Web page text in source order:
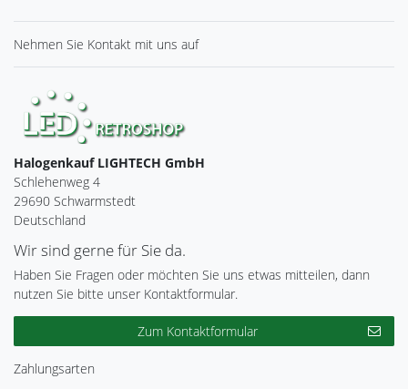
Nehmen Sie Kontakt mit uns auf
Halogenkauf LIGHTECH GmbH
Schlehenweg 4
29690 Schwarmstedt
Deutschland
Wir sind gerne für Sie da.
Haben Sie Fragen oder möchten Sie uns etwas mitteilen, dann
nutzen Sie bitte unser Kontaktformular.
Zum Kontaktformular
Zahlungsarten